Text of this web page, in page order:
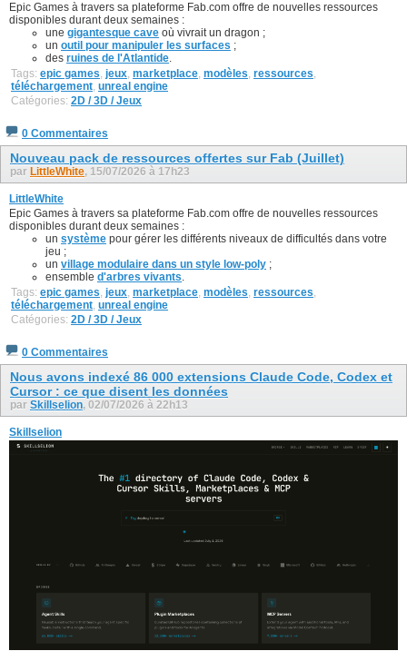
Epic Games à travers sa plateforme Fab.com offre de nouvelles ressources
disponibles durant deux semaines :
une gigantesque cave où vivrait un dragon ;
un outil pour manipuler les surfaces ;
des ruines de l'Atlantide.
Tags: epic games jeux marketplace modèles ressources
téléchargement unreal engine
Catégories: 2D / 3D / Jeux
0 Commentaires
Nouveau pack de ressources offertes sur Fab (Juillet)
par LittleWhite, 15/07/2026 à 17h23
LittleWhite
Epic Games à travers sa plateforme Fab.com offre de nouvelles ressources
disponibles durant deux semaines :
un système pour gérer les différents niveaux de difficultés dans votre
jeu ;
un village modulaire dans un style low-poly ;
ensemble d'arbres vivants.
Tags: epic games jeux marketplace modèles ressources
téléchargement unreal engine
Catégories: 2D / 3D / Jeux
0 Commentaires
Nous avons indexé 86 000 extensions Claude Code, Codex et
Cursor : ce que disent les données
par Skillselion, 02/07/2026 à 22h13
Skillselion